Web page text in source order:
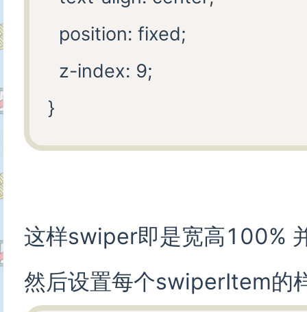
position: fixed;
z-index: 9;
这样swiper即是宽高100%
然后设置每个swiperItem的